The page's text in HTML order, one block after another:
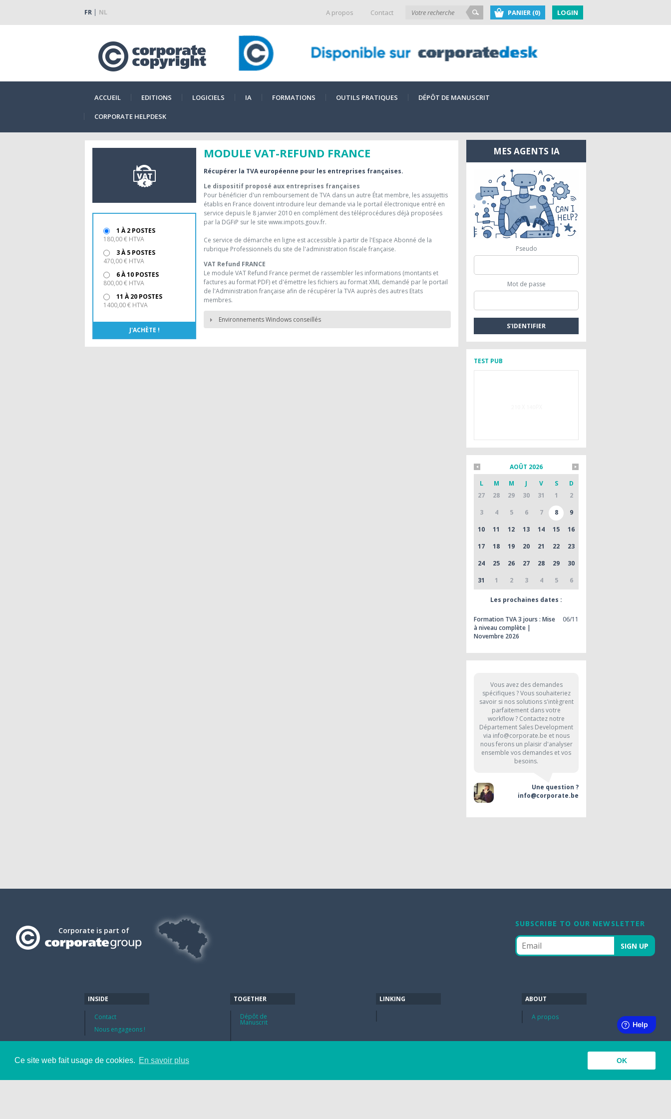
Ce site web fait usage de cookies. En savoir plus OK
FR NL A propos Contact PANIER (0) LOGIN
ACCUEIL EDITIONS LOGICIELS IA FORMATIONS OUTILS PRATIQUES DÉPÔT DE MANUSCRIT
CORPORATE HELPDESK
MODULE VAT-REFUND FRANCE
Récupérer la TVA européenne pour les entreprises françaises.
Le dispositif proposé aux entreprises françaises
Pour bénéficier d'un remboursement de TVA dans un autre État membre, les assujettis
établis en France doivent introduire leur demande via le portail électronique entré en
service depuis le 8 janvier 2010 en complément des téléprocédures déjà proposées
par la DGFiP sur le site www.impots.gouv.fr.
Ce service de démarche en ligne est accessible à partir de l'Espace Abonné de la
rubrique Professionnels du site de l'administration fiscale française.
VAT Refund FRANCE
Le module VAT Refund France permet de rassembler les informations (montants et
factures au format PDF) et d'émettre les fichiers au format XML demandé par le portail
de l'Administration française afin de récupérer la TVA auprès des autres Etats
membres.
Environnements Windows conseillés
1 À 2 POSTES
180,00 € HTVA
3 À 5 POSTES
470,00 € HTVA
6 À 10 POSTES
800,00 € HTVA
11 À 20 POSTES
1400,00 € HTVA
MES AGENTS IA
Pseudo
Mot de passe
TEST PUB
AOÛT 2026
L
M M J V S
D
27
28 29 30 31 1
2
3
4 5 6 7 8
9
10
11 12 13 14 15
16
17
18 19 20 21 22
23
24
25 26 27 28 29
30
31
1 2 3 4 5 6
Les prochaines dates :
Formation TVA 3 jours : Mise
à niveau complète |
Novembre 2026
06/11
Vous avez des demandes
spécifiques ? Vous souhaiteriez
savoir si nos solutions s'intègrent
parfaitement dans votre
workflow ? Contactez notre
Département Sales Development
via info@corporate.be et nous
nous ferons un plaisir d'analyser
ensemble vos demandes et vos
besoins.
Une question ?
info@corporate.be
Corporate is part of
SUBSCRIBE TO OUR NEWSLETTER
INSIDE
Contact
Nous engageons !
TOGETHER
Dépôt de
Manuscrit
LINKING ABOUT
A propos